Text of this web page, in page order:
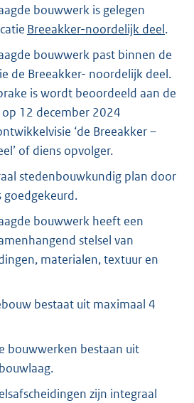
bouwwerk is gelegen
Breeakker-noordelijk deel.
bouwwerk past binnen de
de Breeakker- noordelijk deel.
is wordt beoordeeld aan de
12 december 2024
‘de Breeakker –
of diens opvolger.
stedenbouwkundig plan door
goedgekeurd.
bouwwerk heeft een
stelsel van
materialen, textuur en
bestaat uit maximaal 4
bouwwerken bestaan uit
zijn integraal